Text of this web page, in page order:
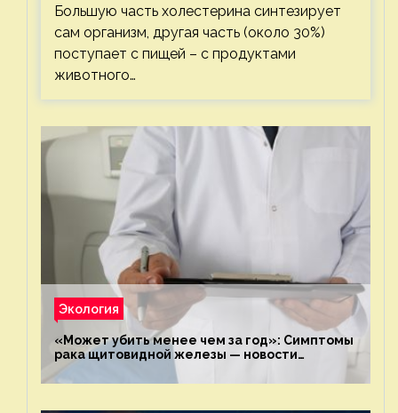
Большую часть холестерина синтезирует
сам организм, другая часть (около 30%)
поступает с пищей – с продуктами
животного…
Экология
«Может убить менее чем за год»: Симптомы
рака щитовидной железы — новости
экологии на ECOportal